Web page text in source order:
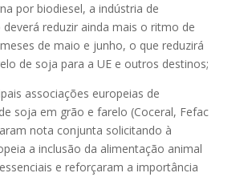
por biodiesel, a indústria de
reduzir ainda mais o ritmo de
de maio e junho, o que reduzirá
de soja para a UE e outros destinos;
associações europeias de
soja em grão e farelo (Coceral, Fefac
nota conjunta solicitando à
a inclusão da alimentação animal
e reforçaram a importância